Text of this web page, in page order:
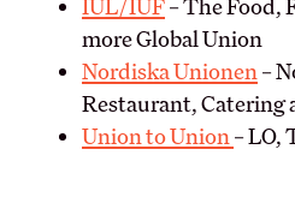
Anställningsbevis
OM HRF
Kontakt
more Global Union
Nordiska Unionen –
Restaurant, Catering
Union to Union – LO,